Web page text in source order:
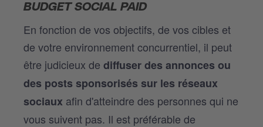
BUDGET SOCIAL PAID
En fonction de vos objectifs, de vos cibles et
de votre environnement concurrentiel, il peut
être judicieux de diffuser des annonces ou
des posts sponsorisés sur les réseaux
sociaux afin d'atteindre des personnes qui ne
vous suivent pas. Il est préférable de